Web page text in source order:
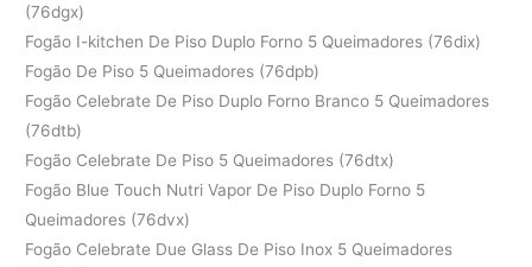
(76dgx)
Fogão I-kitchen De Piso Duplo Forno 5 Queimadores (76dix)
Fogão De Piso 5 Queimadores (76dpb)
Fogão Celebrate De Piso Duplo Forno Branco 5 Queimadores
(76dtb)
Fogão Celebrate De Piso 5 Queimadores (76dtx)
Fogão Blue Touch Nutri Vapor De Piso Duplo Forno 5
Queimadores (76dvx)
Fogão Celebrate Due Glass De Piso Inox 5 Queimadores